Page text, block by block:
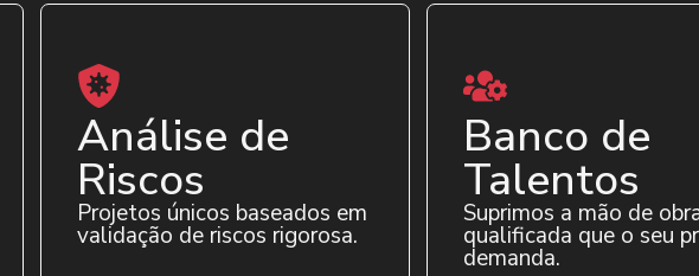
Análise de
Riscos
Projetos únicos baseados em
validação de riscos rigorosa.
Banco de
Talentos
Suprimos a mão de
qualificada que o seu
demanda.